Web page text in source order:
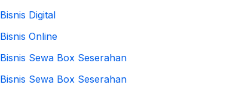
Bisnis Digital
Bisnis Online
Bisnis Sewa Box Seserahan
Bisnis Sewa Box Seserahan